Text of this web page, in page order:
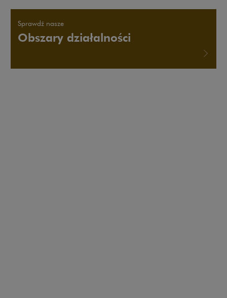
Sprawdź nasze
Obszary działalności